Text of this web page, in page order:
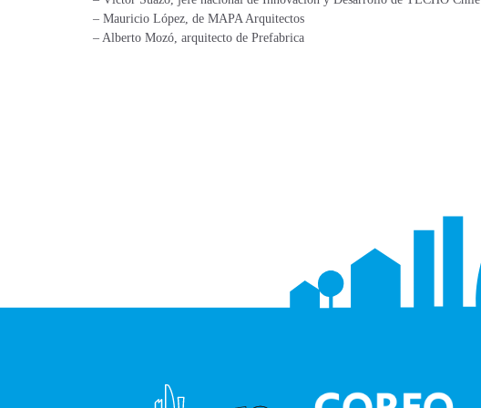
– Mauricio López, de MAPA Arquitectos
– Alberto Mozó, arquitecto de Prefabrica